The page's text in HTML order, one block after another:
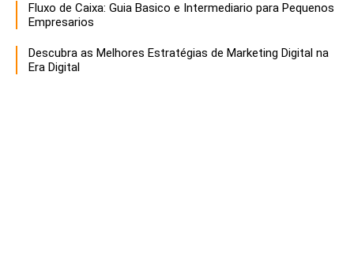
Fluxo de Caixa: Guia Basico e Intermediario para Pequenos
Empresarios
Descubra as Melhores Estratégias de Marketing Digital na
Era Digital